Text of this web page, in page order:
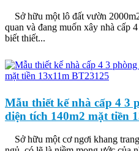
Sở hữu một lô đất vườn
quan và đang muốn xây nhà cấp
biết thiết...
Mẫu thiết kế nhà cấp 4 3
diện tích 140m2 mặt tiền
Sở hữu một cơ ngơi khang